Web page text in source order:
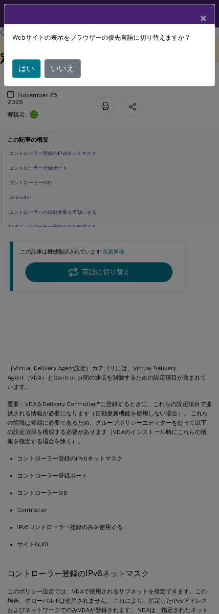
Citrix Virtual Apps and Desktops7 2511 リファレンス
この記事は機械翻訳されています.免責事項
英語に切り替え
［Virtual Delivery Agent設定］カテゴリには、Virtual Delivery
Agent（VDA）とController間の通信を制御するための設定項目が含まれて
います。
重要：VDAをDelivery Controller™に登録するときに、これらの設定項目で提
供される情報が必要になります（自動更新機能を使用しない場合）。 これら
の情報は登録に必要であるため、グループポリシーエディターを使って以下
の設定項目を構成する必要があります（VDAのインストール時にこれらの情
報を指定する場合を除く）。
コントローラー登録のIPv6ネットマスク
コントローラー登録ポート
コントローラーSID
Controller
IPv6コントローラー登録のみを使用する
サイトGUID
コントローラー登録のIPv6ネットマスク
このポリシー設定では、VDAで使用されるサブネットを指定できます。この
場合、グローバルIPは使用されません。 これにより、指定したIPv6アドレス
およびネットワークでのみVDAが登録されます。 VDAは、指定されたネット
Virtual Delivery Agentのポリシー設
定
November 25,
2025
寄稿者:
C
この記事の概要
コントローラー登録のIPv6ネットマスク
コントローラー登録ポート
コントローラーSID
Controller
コントローラーの自動更新を有効にする
IPv6コントローラー登録のみを使用する
サイトGUID
×
Webサイトの表示をブラウザーの優先言語に切り替えますか ?
はい いいえ